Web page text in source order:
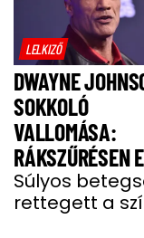
LELKIZŐ
DWAYNE
SOKKOLÓ
VALLOMÁSA:
RÁKSZŰRÉSEN
ÁT A SZÍNÉSZ
FÁJDALMAS
Súlyos
rettegett a